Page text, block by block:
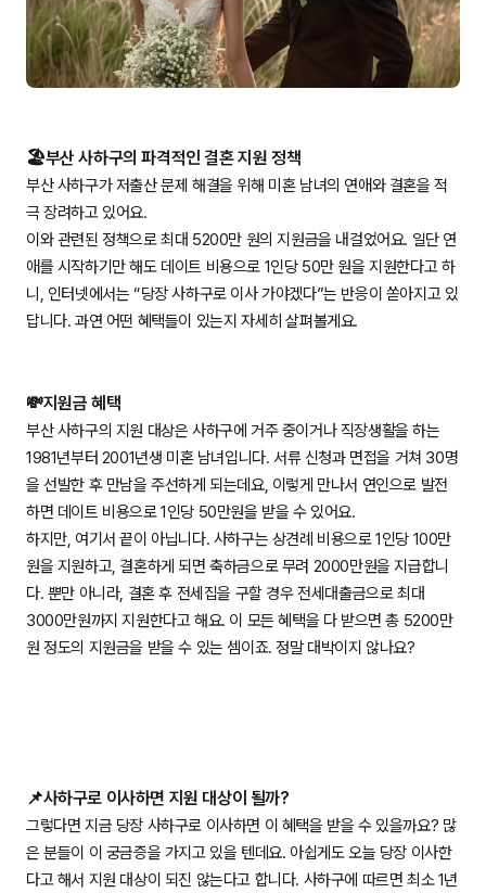
🏖️부산 사하구의 파격적인 결혼 지원 정책
부산 사하구가 저출산 문제 해결을 위해 미혼 남녀의 연애와 결혼을 적
극 장려하고 있어요.
이와 관련된 정책으로 최대 5200만 원의 지원금을 내걸었어요. 일단 연
애를 시작하기만 해도 데이트 비용으로 1인당 50만 원을 지원한다고 하
니, 인터넷에서는 “당장 사하구로 이사 가야겠다”는 반응이 쏟아지고 있
답니다. 과연 어떤 혜택들이 있는지 자세히 살펴볼게요.
💸지원금 혜택
부산 사하구의 지원 대상은 사하구에 거주 중이거나 직장생활을 하는
1981년부터 2001년생 미혼 남녀입니다. 서류 신청과 면접을 거쳐 30명
을 선발한 후 만남을 주선하게 되는데요, 이렇게 만나서 연인으로 발전
하면 데이트 비용으로 1인당 50만원을 받을 수 있어요.
하지만, 여기서 끝이 아닙니다. 사하구는 상견례 비용으로 1인당 100만
원을 지원하고, 결혼하게 되면 축하금으로 무려 2000만원을 지급합니
다. 뿐만 아니라, 결혼 후 전세집을 구할 경우 전세대출금으로 최대
3000만원까지 지원한다고 해요. 이 모든 혜택을 다 받으면 총 5200만
원 정도의 지원금을 받을 수 있는 셈이죠. 정말 대박이지 않나요?
📌사하구로 이사하면 지원 대상이 될까?
그렇다면 지금 당장 사하구로 이사하면 이 혜택을 받을 수 있을까요? 많
은 분들이 이 궁금증을 가지고 있을 텐데요. 아쉽게도 오늘 당장 이사한
다고 해서 지원 대상이 되진 않는다고 합니다. 사하구에 따르면 최소 1년